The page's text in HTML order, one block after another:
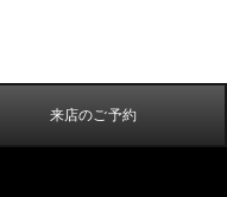
来店のご予約